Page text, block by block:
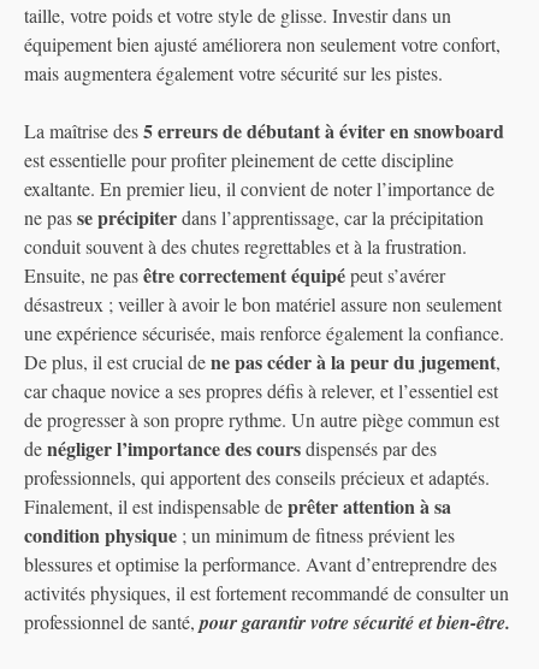
taille, votre poids et votre style de glisse. Investir dans un
équipement bien ajusté améliorera non seulement votre confort,
mais augmentera également votre sécurité sur les pistes.
La maîtrise des5 erreurs de débutant à éviter en snowboard
est essentielle pour profiter pleinement de cette discipline
exaltante. En premier lieu, il convient de noter l’importance de
ne passe précipiterdans l’apprentissage, car la précipitation
conduit souvent à des chutes regrettables et à la frustration.
Ensuite, ne pasêtre correctement équipépeut s’avérer
désastreux ; veiller à avoir le bon matériel assure non seulement
une expérience sécurisée, mais renforce également la confiance.
De plus, il est crucial dene pas céder à la peur du jugement,
car chaque novice a ses propres défis à relever, et l’essentiel est
de progresser à son propre rythme. Un autre piège commun est
denégliger l’importance des coursdispensés par des
professionnels, qui apportent des conseils précieux et adaptés.
Finalement, il est indispensable deprêter attention à sa
condition physique ; un minimum de fitness prévient les
blessures et optimise la performance. Avant d’entreprendre des
activités physiques, il est fortement recommandé de consulter un
professionnel de santé, pour garantir votre sécurité et bien-être.